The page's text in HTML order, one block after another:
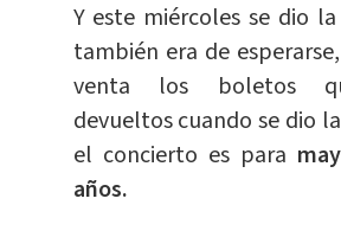
Y este miércoles se dio
también era de
venta los boletos
devueltos cuando se dio
el concierto es para
años.